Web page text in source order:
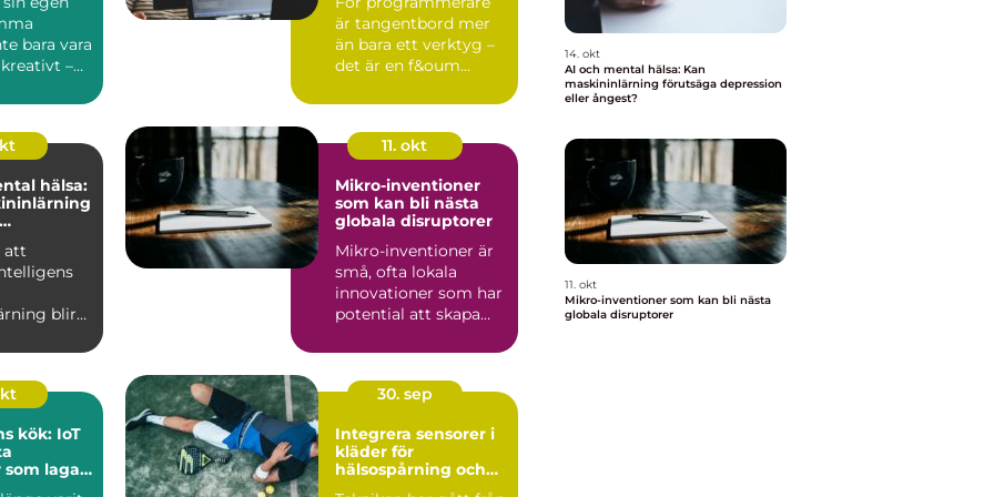
bara vara
–
är tangentbord mer
än bara ett verktyg –
det är en f&oum...
hälsa:
att
blir
11. okt
Mikro-inventioner
som kan bli nästa
globala disruptorer
Mikro-inventioner är
små, ofta lokala
innovationer som har
potential att skapa
kök: IoT
lagar
30. sep
Integrera sensorer i
kläder för
hälsospårning och
14. okt
AI och mental hälsa: Kan
maskininlärning förutsäga depression
eller ångest?
11. okt
Mikro-inventioner som kan bli nästa
globala disruptorer